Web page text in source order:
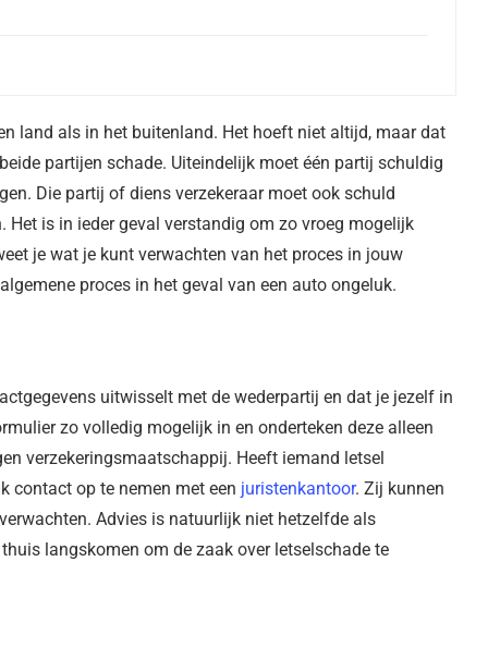
land als in het buitenland. Het hoeft niet altijd, maar dat
partijen schade. Uiteindelijk moet één partij schuldig
Die partij of diens verzekeraar moet ook schuld
Het is in ieder geval verstandig om zo vroeg mogelijk
je wat je kunt verwachten van het proces in jouw
proces in het geval van een auto ongeluk.
uitwisselt met de wederpartij en dat je jezelf in
zo volledig mogelijk in en onderteken deze alleen
verzekeringsmaatschappij. Heeft iemand letsel
contact op te nemen met een juristenkantoor. Zij kunnen
Advies is natuurlijk niet hetzelfde als
langskomen om de zaak over letselschade te